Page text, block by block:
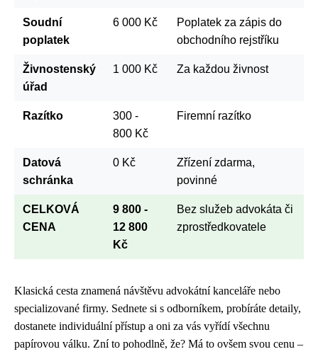
Soudní
poplatek
6 000 Kč
Poplatek za zápis do
obchodního rejstříku
Živnostenský
úřad
1 000 Kč Za každou živnost
Razítko
300 -
800 Kč
Firemní razítko
Datová
schránka
0 Kč
Zřízení zdarma,
povinné
CELKOVÁ
CENA
9 800 -
12 800
Kč
Bez služeb advokáta či
zprostředkovatele
Klasická cesta znamená návštěvu advokátní kanceláře nebo
specializované firmy. Sednete si s odborníkem, probíráte detaily,
dostanete individuální přístup a oni za vás vyřídí všechnu
papírovou válku. Zní to pohodlně, že? Má to ovšem svou cenu –